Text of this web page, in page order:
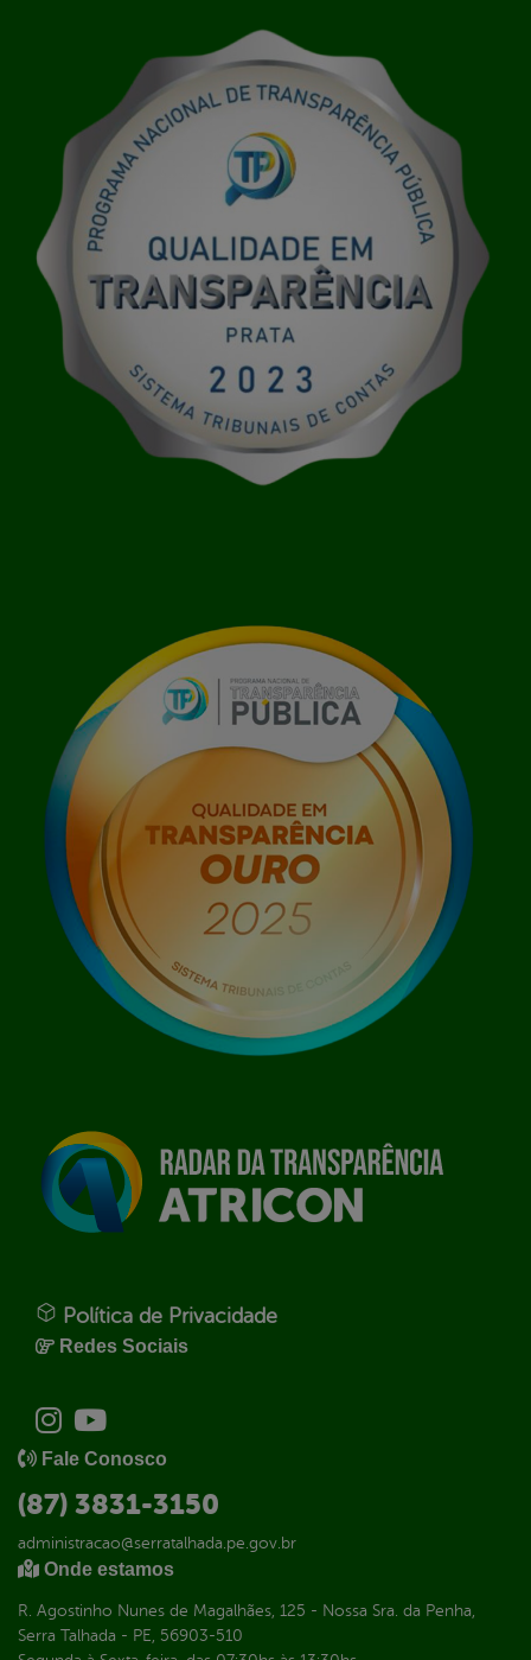
Política de Privacidade
Redes Sociais
Fale Conosco
(87) 3831-3150
administracao@serratalhada.pe.gov.br
Onde estamos
R. Agostinho Nunes de Magalhães, 125 - Nossa Sra. da Penha,
Serra Talhada - PE, 56903-510